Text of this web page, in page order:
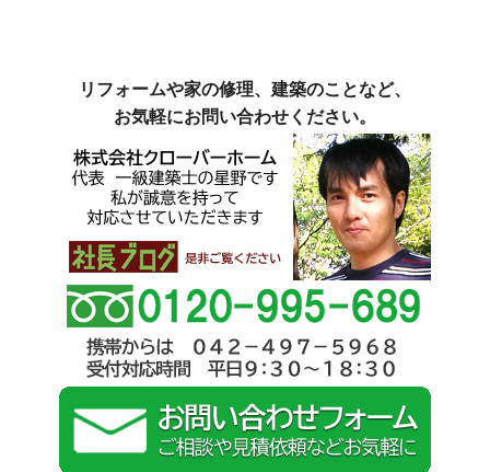
リフォームや家の修理、建築のことなど、
お気軽にお問い合わせください。